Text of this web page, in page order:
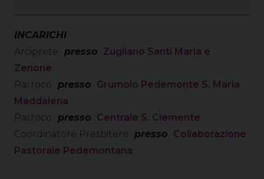
INCARICHI
Arciprete
presso Zugliano Santi Maria e
Zenone
Parroco
presso Grumolo Pedemonte S. Maria
Maddalena
Parroco
presso Centrale S. Clemente
Coordinatore Presbitero
presso Collaborazione
Pastorale Pedemontana